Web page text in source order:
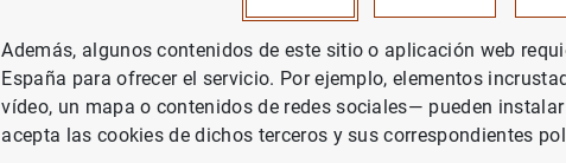
05/11/2024
Además, algunos contenidos de este sitio o aplicación web
España para ofrecer el servicio. Por ejemplo, elementos
vídeo, un mapa o contenidos de redes sociales— pueden
acepta las cookies de dichos terceros y sus correspondientes